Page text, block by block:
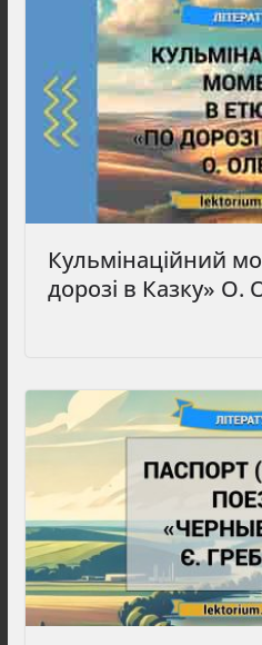
Кульмінаційний
дорозі в Казку» О.